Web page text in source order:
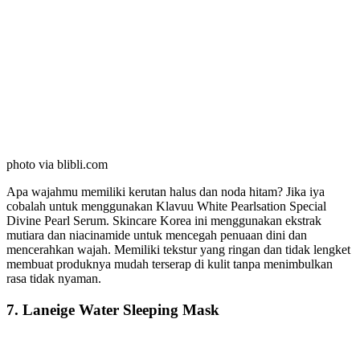
photo via blibli.com
Apa wajahmu memiliki kerutan halus dan noda hitam? Jika iya
cobalah untuk menggunakan Klavuu White Pearlsation Special
Divine Pearl Serum. Skincare Korea ini menggunakan ekstrak
mutiara dan niacinamide untuk mencegah penuaan dini dan
mencerahkan wajah. Memiliki tekstur yang ringan dan tidak lengket
membuat produknya mudah terserap di kulit tanpa menimbulkan
rasa tidak nyaman.
7. Laneige Water Sleeping Mask